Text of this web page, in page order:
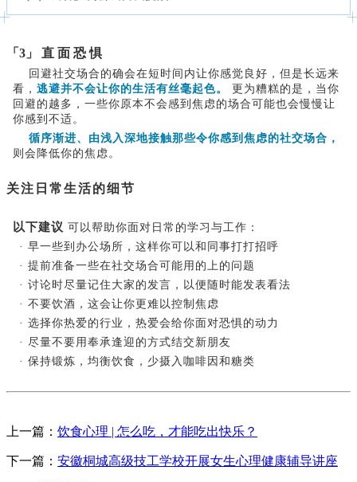
「3」 直 面 恐 惧
回避社交场合的确会在短时间内让你感觉良好，但是长远来
看， 逃避并不会让你的生活有丝毫起色。
更为糟糕的是，当你
回避的越多， 一些你原本不会感到焦虑的场合可能也会慢慢让
你感到不适。
循序渐进、由浅入深地接触那些令你感到焦虑的社交场合，
则会降低你的焦虑。
关注日常生活的细节
以下建议 可以帮助你面对日常的学习与工作：
· 早一些到办公场所，这样你可以和同事打打招呼
· 提前准备一些在社交场合可能用的上的问题
· 讨论时尽量记住大家的发言，以便随时能发表看法
· 不要饮酒，这会让你更难以控制焦虑
· 选择你热爱的行业，热爱会给你面对恐惧的动力
· 尽量不要用奉承逢迎的方式结交新朋友
· 保持锻炼，均衡饮食，少摄入咖啡因和糖类
上一篇： 饮食心理 | 怎么吃，才能吃出快乐？
下一篇： 安徽桐城高级技工学校开展女生心理健康辅导讲座